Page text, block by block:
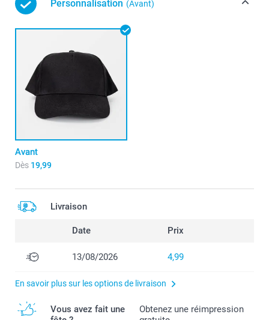
Personnalisation (Avant)
Avant
Dès 19,99
Livraison
Date Prix
13/08/2026 4,99
En savoir plus sur les options de livraison
Vous avez fait une
Obtenez une réimpression